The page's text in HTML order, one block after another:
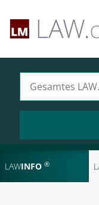
LAWINFO ®